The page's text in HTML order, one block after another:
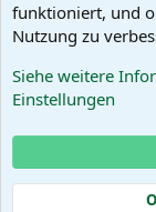
funktioniert, und
Nutzung zu
Siehe weitere
Einstellungen